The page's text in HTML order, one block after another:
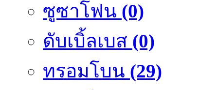
ซูซาโฟน (0)
ดับเบิ้ลเบส (0)
ทรอมโบน (29)